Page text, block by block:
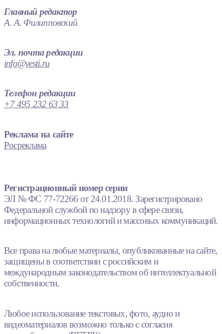
Главный редактор
А. А. Филипповский
Эл. почта редакции
info@vesti.ru
Телефон редакции
+7 495 232 63 33
Реклама на сайте
Росреклама
Регистрационный номер серии
ЭЛ № ФС 77-72266 от 24.01.2018. Зарегистрировано
Федеральной службой по надзору в сфере связи,
информационных технологий и массовых коммуникаций.
Все права на любые материалы, опубликованные на сайте,
защищены в соответствии с российским и
международным законодательством об интеллектуальной
собственности.
Любое использование текстовых, фото, аудио и
видеоматериалов возможно только с согласия